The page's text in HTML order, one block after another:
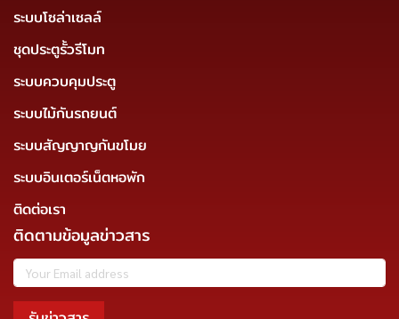
ระบบโซล่าเซลล์
ชุดประตูรั้วรีโมท
ระบบควบคุมประตู
ระบบไม้กันรถยนต์
ระบบสัญญาญกันขโมย
ระบบอินเตอร์เน็ตหอพัก
ติดต่อเรา
ติดตามข้อมูลข่าวสาร